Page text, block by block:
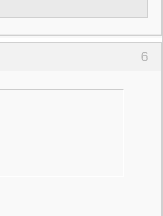
6